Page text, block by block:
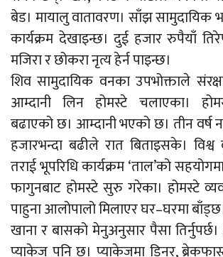
बेड। मायालु वातावरण। साँझ सामुदायिक
कार्यक्रम देखाइन्छ। दुई हजार रुपैयाँ
मजिरा र छोकरा नृत्य हेर्न पाइन्छ।
शिव सामुदायिक वनका उपभोक्ताले
आम्दानी लिन होमस्टे चलाएका।
बढाएको छ। आम्दानी भएको छ। तीन वर्ष
हजारभन्दा बढीले रात बिताइसके।
तराई भूपरिधि कार्यक्रम ‘ताल’को
फागुनबाट होमस्टे सुरु गरेका। होमस्टे
पाहुना आलोपालो मिलाएर घर–घरमा
खाना र बासको मेनुअनुसार पैसा